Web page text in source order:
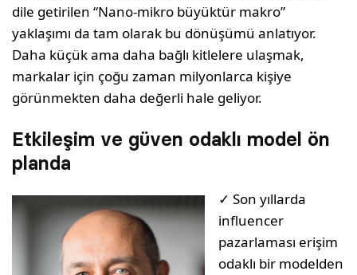
dile getirilen “Nano-mikro büyüktür makro”
yaklaşımı da tam olarak bu dönüşümü anlatı­yor.
Daha küçük ama daha bağlı kitlelere ulaşmak,
markalar için çoğu zaman milyonlarca ki­şiye
görünmekten daha değerli hale geliyor.
Etkileşim ve güven odaklı model ön
planda
✓ Son yıllarda
influencer
pazarlaması erişim
odaklı bir modelden